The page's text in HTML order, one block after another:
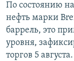
По состоянию
нефть марки
баррель, это
уровня,
торгов 5 августа.